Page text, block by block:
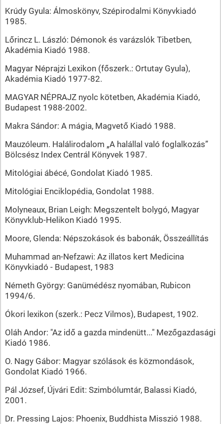
Krúdy Gyula: Álmoskönyv, Szépirodalmi Könyvkiadó
1985.
Lőrincz L. László: Démonok és varázslók Tibetben,
Akadémia Kiadó 1988.
Magyar Néprajzi Lexikon (főszerk.: Ortutay Gyula),
Akadémia Kiadó 1977-82.
MAGYAR NÉPRAJZ nyolc kötetben, Akadémia Kiadó,
Budapest 1988-2002.
Makra Sándor: A mágia, Magvető Kiadó 1988.
Mauzóleum. Halálirodalom „A halállal való foglalkozás”
Bölcsész Index Centrál Könyvek 1987.
Mitológiai ábécé, Gondolat Kiadó 1985.
Mitológiai Enciklopédia, Gondolat 1988.
Molyneaux, Brian Leigh: Megszentelt bolygó, Magyar
Könyvklub-Helikon Kiadó 1995.
Moore, Glenda: Népszokások és babonák, Összeállítás
Muhammad an-Nefzawi: Az illatos kert Medicina
Könyvkiadó - Budapest, 1983
Németh György: Ganümédész nyomában, Rubicon
1994/6.
Ókori lexikon (szerk.: Pecz Vilmos), Budapest, 1902.
Oláh Andor: "Az idő a gazda mindenütt..." Mezőgazdasági
Kiadó 1986.
O. Nagy Gábor: Magyar szólások és közmondások,
Gondolat Kiadó 1966.
Pál József, Újvári Edit: Szimbólumtár, Balassi Kiadó,
2001.
Dr. Pressing Lajos: Phoenix, Buddhista Misszió 1988.